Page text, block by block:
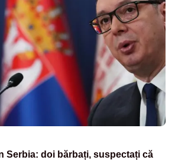
Serbia: doi bărbați, suspectați că